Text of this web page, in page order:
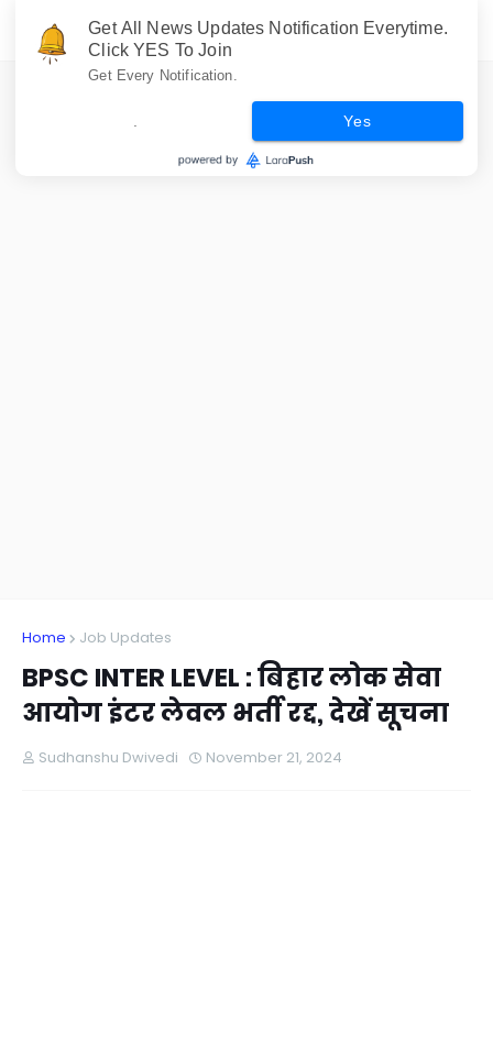
Home Job Updates
BPSC INTER LEVEL : बिहार लोक सेवा
आयोग इंटर लेवल भर्ती रद्द, देखें सूचना
Sudhanshu Dwivedi November 21, 2024
Get All News Updates Notification Everytime.
Click YES To Join
Get Every Notification.
Yes